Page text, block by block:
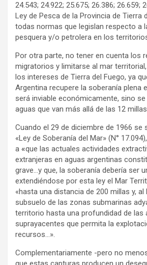
24.543; 24.922; 25.675; 26.386; 26.659;
Ley de Pesca de la Provincia de Tierra
todas normas que legislan respecto a
pesquera y/o petrolera en los
Por otra parte, no tener en cuenta los
migratorios y limitarse al mar
los intereses de Tierra del Fuego, ya
Argentina recupere la soberanía plena
será inviable económicamente, sino
aguas que van más allá de las 12
Cuando el 29 de diciembre de 1966 se
«Ley de Soberanía del Mar» (N°
a «que las actuales actividades
extranjeras en aguas argentinas
grave…y que, la soberanía debería ser
extendiéndose por esta ley el Mar
«hasta una distancia de 200 millas y, al
subsuelo de las zonas submarinas
territorio hasta una profundidad de las
suprayacentes que permita la
recursos…».
Complementariamente -pero no